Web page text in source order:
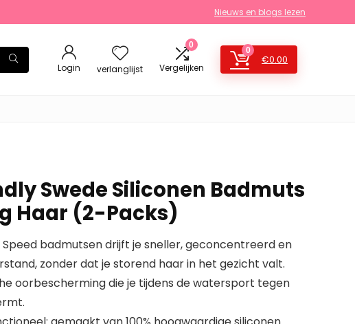
Nieuws en blogs lezen
Login verlanglijst
0
Vergelijken
0
€0.00
Swede Siliconen Badmuts
Haar (2-Packs)
Speed badmutsen drijft je sneller, geconcentreerd en
zonder dat je storend haar in het gezicht valt.
oorbescherming die je tijdens de watersport tegen